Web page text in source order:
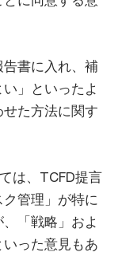
書に入れ、補
」といったよ
た方法に関す
は、TCFD提言
管理」が特に
「戦略」およ
った意見もあ